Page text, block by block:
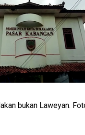
bukan Laweyan.